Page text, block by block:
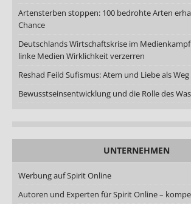
Artensterben stoppen: 100 bedrohte Arten
Chance
Deutschlands Wirtschaftskrise im
linke Medien Wirklichkeit verzerren
Reshad Feild Sufismus: Atem und Liebe als Weg
Bewusstseinsentwicklung und die Rolle des
UNTERNEHMEN
Werbung auf Spirit Online
Autoren und Experten für Spirit Online –